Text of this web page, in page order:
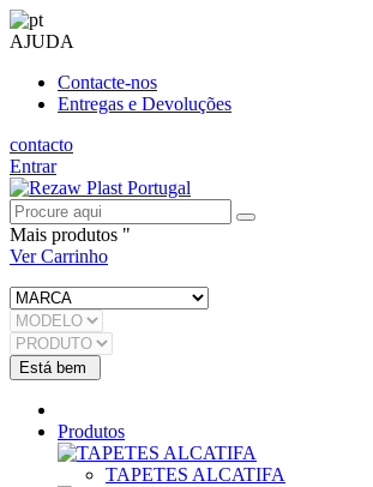
AJUDA
Contacte-nos
Entregas e Devoluções
contacto
Entrar
Mais produtos "
Ver Carrinho
Produtos
TAPETES ALCATIFA